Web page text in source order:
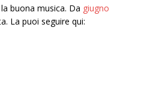
buona musica. Da giugno
La puoi seguire qui: